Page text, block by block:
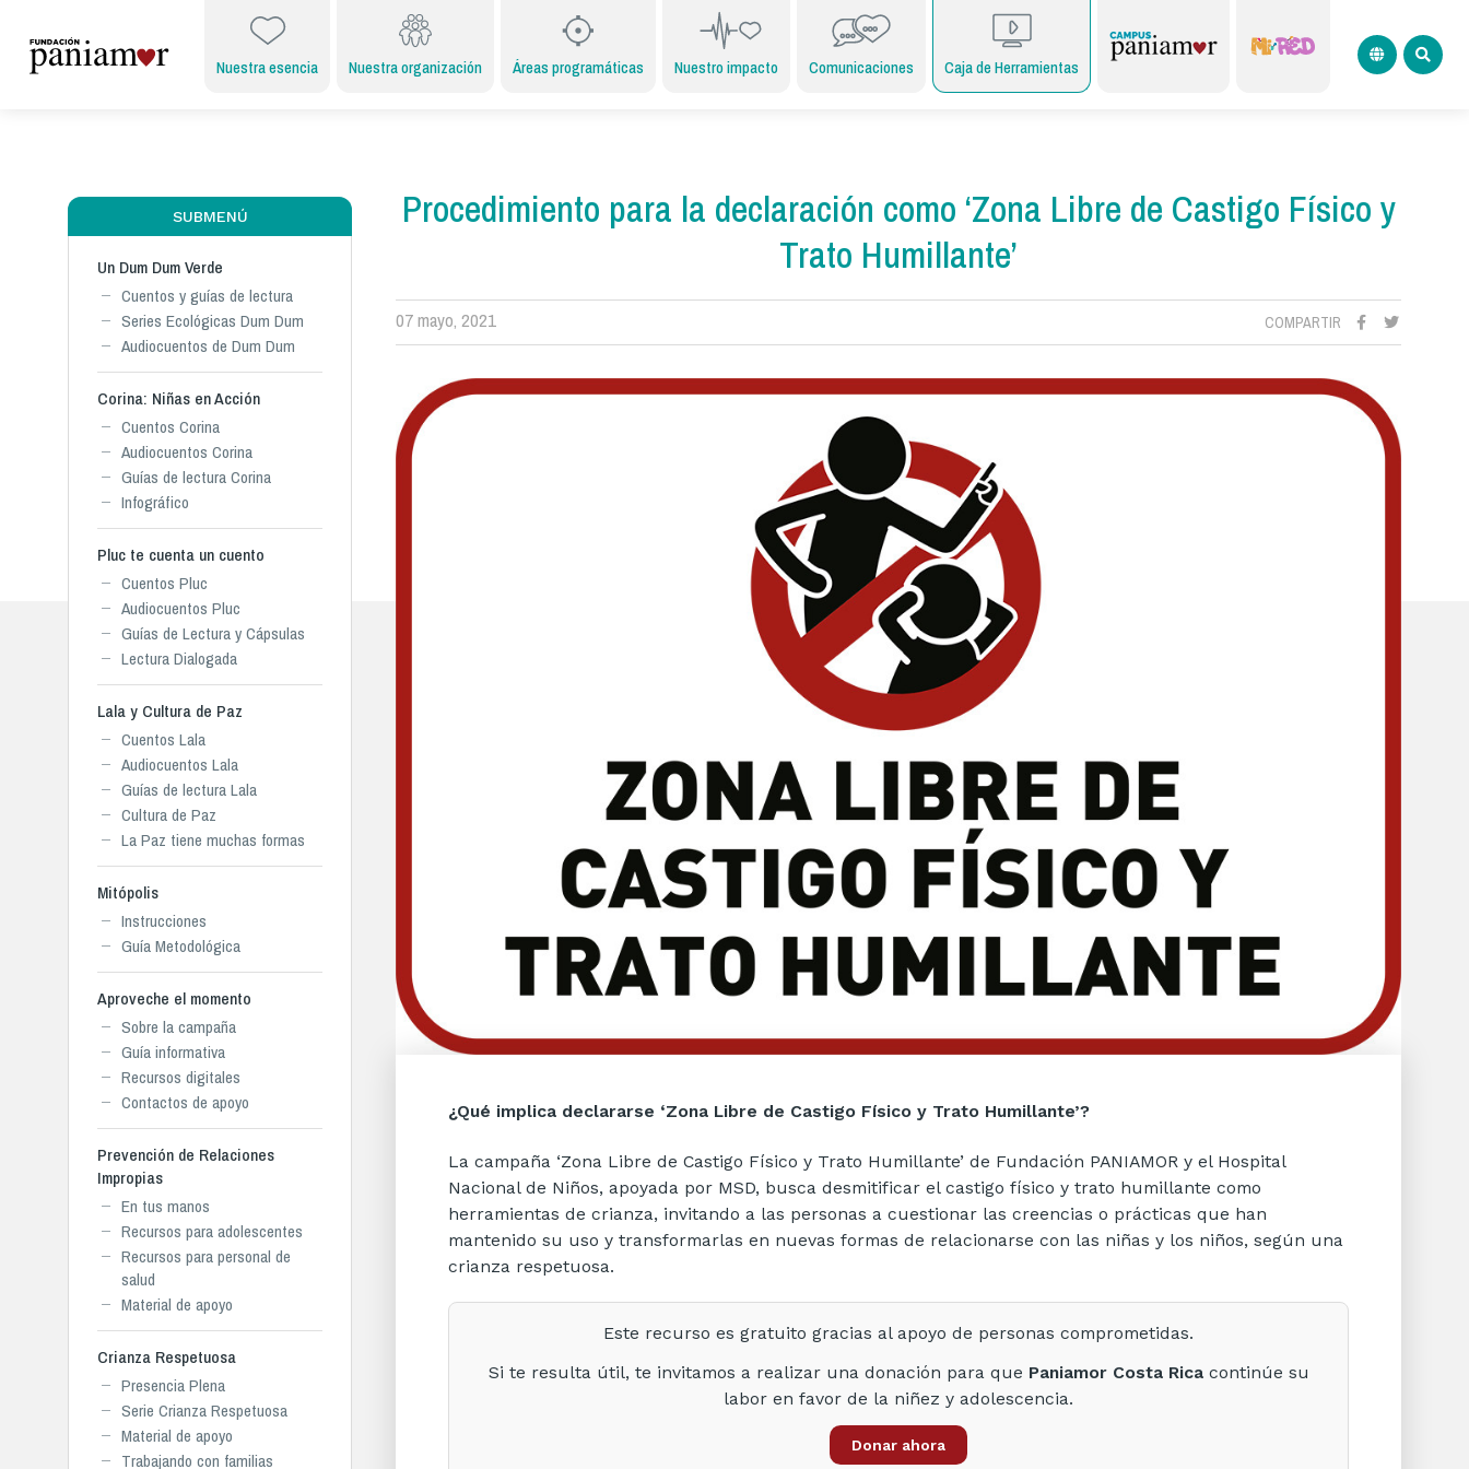
Nuestra esencia Nuestra organización Áreas programáticas Nuestro impacto Comunicaciones Caja de Herramientas
SUBMENÚ
Un Dum Dum Verde
Cuentos y guías de lectura
Series Ecológicas Dum Dum
Audiocuentos de Dum Dum
Corina: Niñas en Acción
Cuentos Corina
Audiocuentos Corina
Guías de lectura Corina
Infográfico
Pluc te cuenta un cuento
Cuentos Pluc
Audiocuentos Pluc
Guías de Lectura y Cápsulas
Lectura Dialogada
Lala y Cultura de Paz
Cuentos Lala
Audiocuentos Lala
Guías de lectura Lala
Cultura de Paz
La Paz tiene muchas formas
Mitópolis
Instrucciones
Guía Metodológica
Aproveche el momento
Sobre la campaña
Guía informativa
Recursos digitales
Contactos de apoyo
Prevención de Relaciones
Impropias
En tus manos
Recursos para adolescentes
Recursos para personal de
salud
Material de apoyo
Crianza Respetuosa
Presencia Plena
Serie Crianza Respetuosa
Material de apoyo
Trabajando con familias
Procedimiento para la declaración como ‘Zona Libre de Castigo Físico y
Trato Humillante’
07 mayo, 2021 COMPARTIR
¿Qué implica declararse ‘Zona Libre de Castigo Físico y Trato Humillante’?
La campaña ‘Zona Libre de Castigo Físico y Trato Humillante’ de Fundación PANIAMOR y el Hospital
Nacional de Niños, apoyada por MSD, busca desmitificar el castigo físico y trato humillante como
herramientas de crianza, invitando a las personas a cuestionar las creencias o prácticas que han
mantenido su uso y transformarlas en nuevas formas de relacionarse con las niñas y los niños, según una
crianza respetuosa.
Este recurso es gratuito gracias al apoyo de personas comprometidas.
Si te resulta útil, te invitamos a realizar una donación para que Paniamor Costa Ricacontinúe su
labor en favor de la niñez y adolescencia.
Donar ahora